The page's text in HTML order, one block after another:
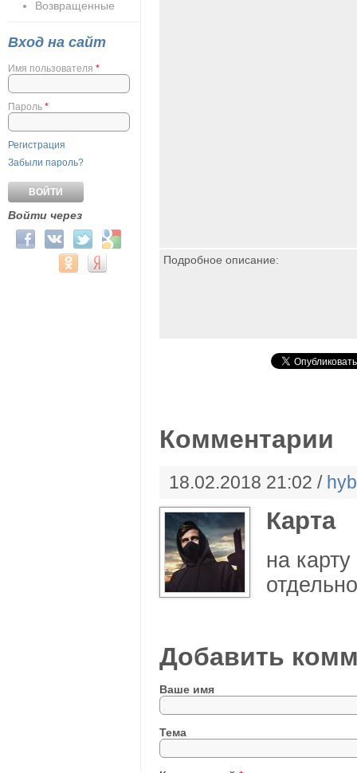
Подробное описание:
Комментарии
18.02.2018 21:02 /
Карта
на
Добавить
Ваше имя
Тема
Возвращенные
Вход на сайт
Имя пользователя *
Пароль *
Регистрация
Забыли пароль?
Войти через
Login with Facebook
Login with ВКонтакте
Login with Twitter
Login with Google
Login with Mail.ru
Login with Одноклассники
Login with Яндекс